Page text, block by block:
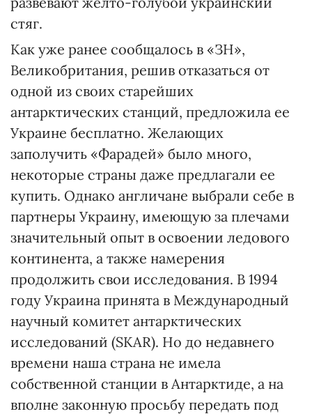
стяг.
Как уже ранее сообщалось в «ЗН»,
Великобритания, решив отказаться от
одной из своих старейших
антарктических станций, предложила ее
Украине бесплатно. Желающих
заполучить «Фарадей» было много,
некоторые страны даже предлагали ее
купить. Однако англичане выбрали себе в
партнеры Украину, имеющую за плечами
значительный опыт в освоении ледового
континента, а также намерения
продолжить свои исследования. В 1994
году Украина принята в Международный
научный комитет антарктических
исследований (SKAR). Но до недавнего
времени наша страна не имела
собственной станции в Антарктиде, а на
вполне законную просьбу передать под